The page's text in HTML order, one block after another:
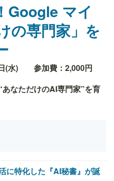
Google マイ
の専門家」を
(水)
参加費：2,000円
なただけのAI専門家”を育
に特化した『AI秘書』が誕